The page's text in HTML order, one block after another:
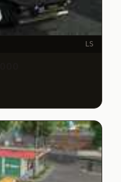
LS